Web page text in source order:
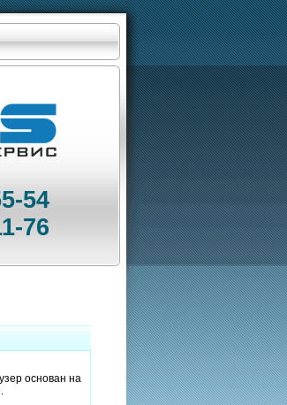
54
76
основан на